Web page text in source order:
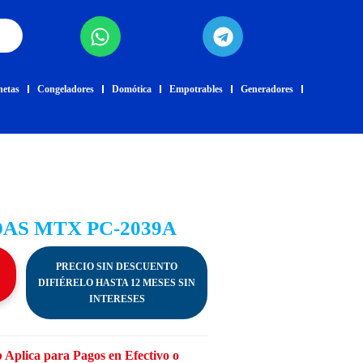
Congeladores Domótica Empotrables Generadores
MTX PC-2039A
PRECIO SIN DESCUENTO
DIFIÉRELO HASTA 12 MESES SIN
INTERESES
Aplica para Pagos en Efectivo o